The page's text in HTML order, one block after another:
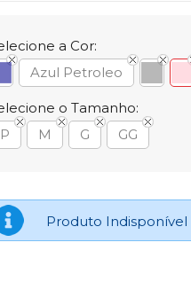
a Cor:
Azul Petroleo
o Tamanho:
P
M G GG
Produto